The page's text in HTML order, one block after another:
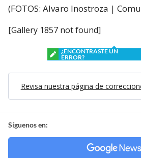
(FOTOS: Alvaro Inostroza |
[Gallery 1857 not found]
¿ENCONTRASTE UN
ERROR?
Revisa nuestra página de
Síguenos en: